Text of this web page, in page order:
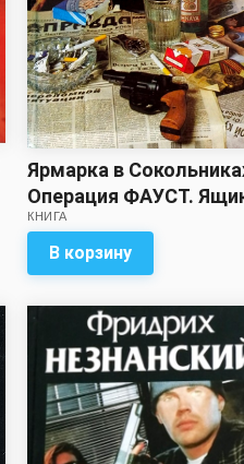
Ярмарка в
Операция ФАУСТ.
Пандоры - Фридрих
Незнанский
КНИГА
В корзину